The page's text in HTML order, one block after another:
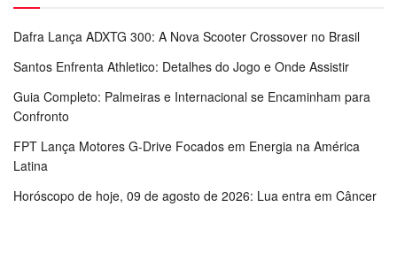
Dafra Lança ADXTG 300: A Nova Scooter Crossover no Brasil
Santos Enfrenta Athletico: Detalhes do Jogo e Onde Assistir
Guia Completo: Palmeiras e Internacional se Encaminham para
Confronto
FPT Lança Motores G-Drive Focados em Energia na América
Latina
Horóscopo de hoje, 09 de agosto de 2026: Lua entra em Câncer